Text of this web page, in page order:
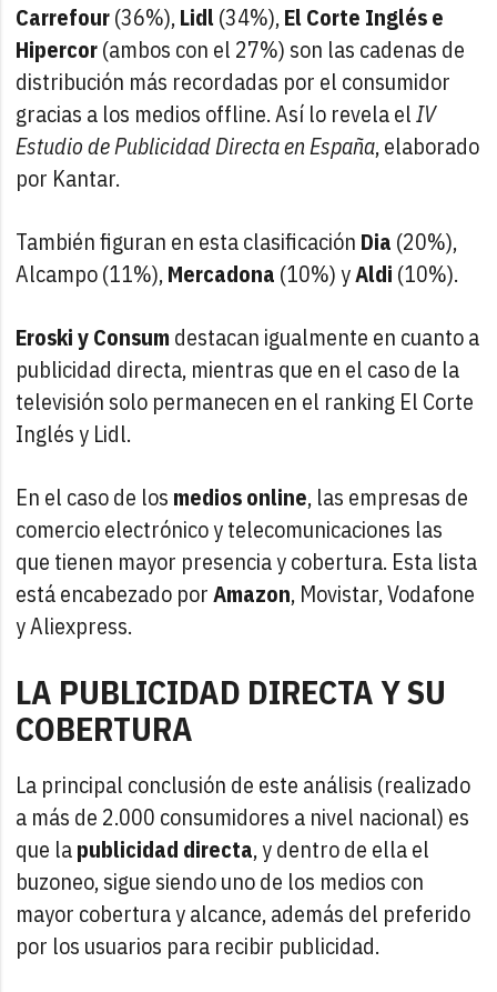
Carrefour(36%),Lidl(34%),El Corte Inglés e
Hipercor(ambos con el 27%) son las cadenas de
distribución más recordadas por el consumidor
gracias a los medios offline. Así lo revela elIV
Estudio de Publicidad Directa en España, elaborado
por Kantar.
También figuran en esta clasificación Dia (20%),
Alcampo (11%),Mercadona (10%) yAldi (10%).
Eroski y Consum destacan igualmente en cuanto a
publicidad directa, mientras que en el caso de la
televisión solo permanecen en el ranking El Corte
Inglés y Lidl.
En el caso de los medios online, las empresas de
comercio electrónico y telecomunicaciones las
que tienen mayor presencia y cobertura. Esta lista
está encabezado porAmazon, Movistar, Vodafone
y Aliexpress.
LA PUBLICIDAD DIRECTA Y SU
COBERTURA
La principal conclusión de este análisis (realizado
a más de 2.000 consumidores a nivel nacional) es
que lapublicidad directa, y dentro de ella el
buzoneo, sigue siendo uno de los medios con
mayor cobertura y alcance, además del preferido
por los usuarios para recibir publicidad.